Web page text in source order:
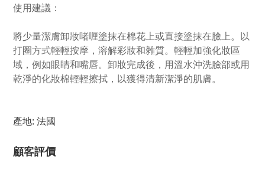
使用建議：
將少量潔膚卸妝啫喱塗抹在棉花上或直接塗抹在臉上。以
打圈方式輕輕按摩，溶解彩妝和雜質。輕輕加強化妝區
域，例如眼睛和嘴唇。卸妝完成後，用溫水沖洗臉部或用
乾淨的化妝棉輕輕擦拭，以獲得清新潔淨的肌膚。
產地: 法國
顧客評價